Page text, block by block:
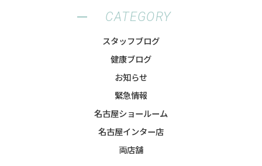
CATEGORY
スタッフブログ
健康ブログ
お知らせ
緊急情報
名古屋ショールーム
名古屋インター店
両店舗